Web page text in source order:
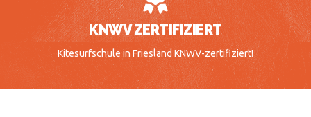
KNWV ZERTIFIZIERT
Kitesurfschule in Friesland KNWV-zertifiziert!